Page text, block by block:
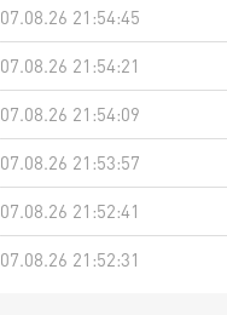
07.08.26 21:54:45
07.08.26 21:54:21
07.08.26 21:54:09
07.08.26 21:53:57
07.08.26 21:52:41
07.08.26 21:52:31